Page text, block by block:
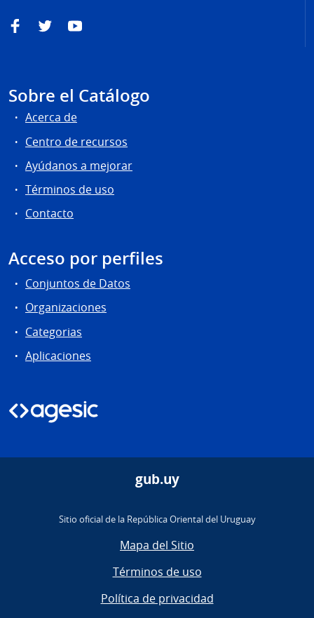
FacebookTwitterYouTube
Sobre el Catálogo
Acerca de
Centro de recursos
Ayúdanos a mejorar
Términos de uso
Contacto
Acceso por perfiles
Conjuntos de Datos
Organizaciones
Categorias
Aplicaciones
gub.uy
Sitio oficial de la República Oriental del Uruguay
Mapa del Sitio
Términos de uso
Política de privacidad